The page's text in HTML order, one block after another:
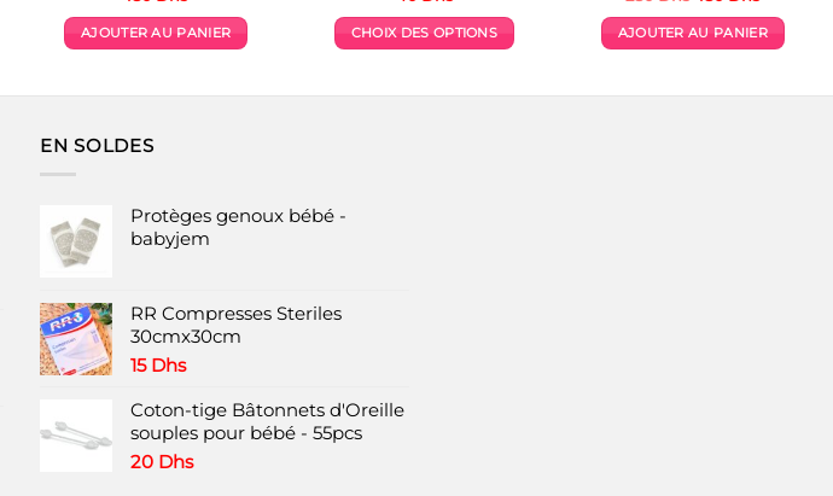
AJOUTER AU PANIER CHOIX DES OPTIONS
initial
était :
actuel
est :
AJOUTER AU PANIER
EN SOLDES
Protèges genoux bébé -
babyjem
RR Compresses Steriles
30cmx30cm
15 Dhs
Coton-tige Bâtonnets d'Oreille
souples pour bébé - 55pcs
20 Dhs